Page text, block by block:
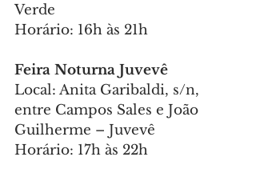
Verde
Horário: 16h às 21h
Feira Noturna Juvevê
Local: Anita Garibaldi, s/n,
entre Campos Sales e João
Guilherme – Juvevê
Horário: 17h às 22h